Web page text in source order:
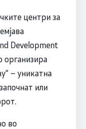
центри за
Development
организира
– уникатна
или
во